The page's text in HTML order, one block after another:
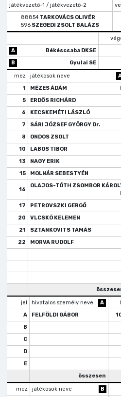
játékvezető-1 / játékvezető-2
88854 TARKOVÁCS OLIVÉR
596 SZEGEDI ZSOLT BALÁZS
A
Békéscsaba DKSE
B
Gyulai SE
mez játékosok neve
1
MÉZES ÁDÁM
5
ERDŐS RICHÁRD
6
KECSKEMÉTI LÁSZLÓ
7
SÁRI JÓZSEF GYÖRGY Dr.
8
ONDOS ZSOLT
10
LABOS TIBOR
13
NAGY ERIK
15
MOLNÁR SEBESTYÉN
16
OLAJOS-TÓTH ZSOMBOR
17 PETROVSZKI GERGŐ
20
VLCSKÓ KELEMEN
21
SZTANKOVITS TAMÁS
22
MORVA RUDOLF
jel hivatalos személy neve A
A
FELFÖLDI GÁBOR
B
C
D
E
összesen
mez játékosok neve B